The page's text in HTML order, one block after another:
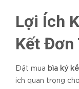
Lợi Ích
Kết Đơn
Đặt mua bìa ký
ích quan trọng